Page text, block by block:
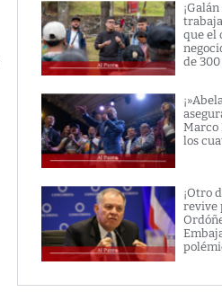
que el
de
Marco
los
¡Otro
revive